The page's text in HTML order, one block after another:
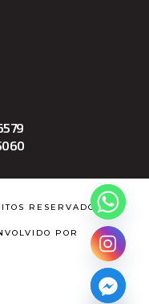
RESERVADOS
POR
chaty